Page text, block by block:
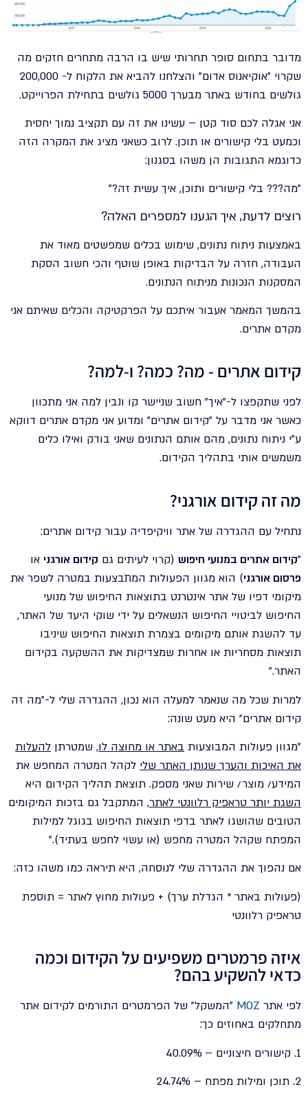
מדובר בתחום סופר תחרותי שיש בו הרבה מתחרים חזקים מה
שקרוי "אוקיאנוס אדום" והצלחנו להביא את הלקוח ל- 200,000
גולשים בחודש באתר מבערך 5000 גולשים בתחילת הפרוייקט.
אני אגלה לכם סוד קטן – עשינו את זה עם תקציב נמוך יחסית
וכמעט בלי קישורים או תוכן. לרוב כשאני מציג את המקרה הזה
כדוגמא התגובות הן משהו בסגנון:
"מה??? בלי קישורים ותוכן, איך עשית זה?"
רוצים לדעת, איך הגענו למספרים האלה?
באמצעות ניתוח נתונים, שימוש בכלים שמפשטים מאוד את
העבודה, חזרה על הבדיקות באופן שוטף והכי חשוב הסקת
המסקנות הנכונות מניתוח הנתונים.
בהמשך המאמר אעבור איתכם על הפרקטיקה והכלים שאיתם אני
מקדם אתרים.
קידום אתרים - מה? כמה? ו-למה?
לפני שתקפצו ל-"איך" חשוב שניישר קו ונבין למה אני מתכוון
כאשר אני מדבר על "קידום אתרים" ומדוע אני מקדם אתרים דווקא
ע"י ניתוח נתונים, מהם אותם הנתונים שאני בודק ואילו כלים
משמשים אותי בתהליך הקידום.
מה זה קידום אורגני?
נתחיל עם ההגדרה של אתר וויקיפדיה עבור קידום אתרים:
"קידום אתרים במנועי חיפוש (קרוי לעיתים גם קידום אורגני או
פרסום אורגני) הוא מגוון הפעולות המתבצעות במטרה לשפר את
מיקומי דפיו של אתר אינטרנט בתוצאות החיפוש של מנועי
החיפוש לביטויי החיפוש הנשאלים על ידי שוקי היעד של האתר,
עד להשגת אותם מיקומים בצמרת תוצאות החיפוש שיניבו
תוצאות מסחריות או אחרות שמצדיקות את ההשקעה בקידום
האתר."
למרות שכל מה שנאמר למעלה הוא נכון, ההגדרה שלי ל-"מה זה
קידום אתרים" היא מעט שונה:
"מגוון פעולות המבוצעות באתר או מחוצה לו, שמטרתן להעלות
את האיכות והערך שנותן האתר שלי לקהל המטרה המחפש את
המידע/ מוצר/ שירות שאני מספק. תוצאת תהליך הקידום היא
השגת יותר טראפיק רלוונטי לאתר, המתקבל גם בזכות המיקומים
הטובים שהושגו לאתר בדפי תוצאות החיפוש בגוגל למילות
המפתח שקהל המטרה מחפש (או עשוי לחפש בעתיד)."
אם נהפוך את ההגדרה שלי לנוסחה, היא תיראה כמו משהו כזה:
(פעולות באתר * הגדלת ערך) + פעולות מחוץ לאתר = תוספת
טראפיק רלוונטי
איזה פרמטרים משפיעים על הקידום וכמה
כדאי להשקיע בהם?
לפי אתר MOZ "המשקל" של הפרמטרים התורמים לקידום אתר
מתחלקים באחוזים כך:
1. קישורים חיצוניים – 40.09%
2. תוכן ומילות מפתח – 24.74%